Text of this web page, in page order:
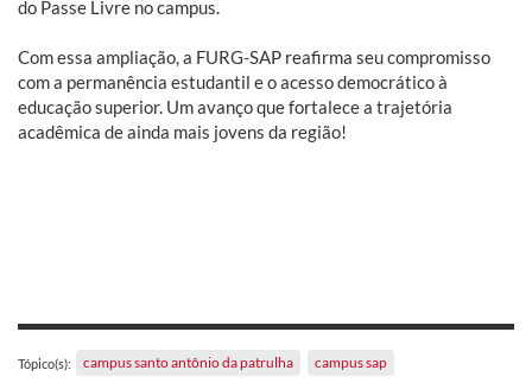
do Passe Livre no campus.
Com essa ampliação, a FURG-SAP reafirma seu compromisso
com a permanência estudantil e o acesso democrático à
educação superior. Um avanço que fortalece a trajetória
acadêmica de ainda mais jovens da região!
Tópico(s): campus santo antônio da patrulha campus sap